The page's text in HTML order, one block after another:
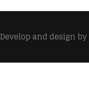
Develop and design by